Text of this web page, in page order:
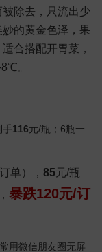
除去，只流出少
的黄金色泽，果
合搭配开胃菜，
。
手116元/瓶；6瓶一
单）， 85元/瓶
暴跌120元/订
用微信朋友圈无屏